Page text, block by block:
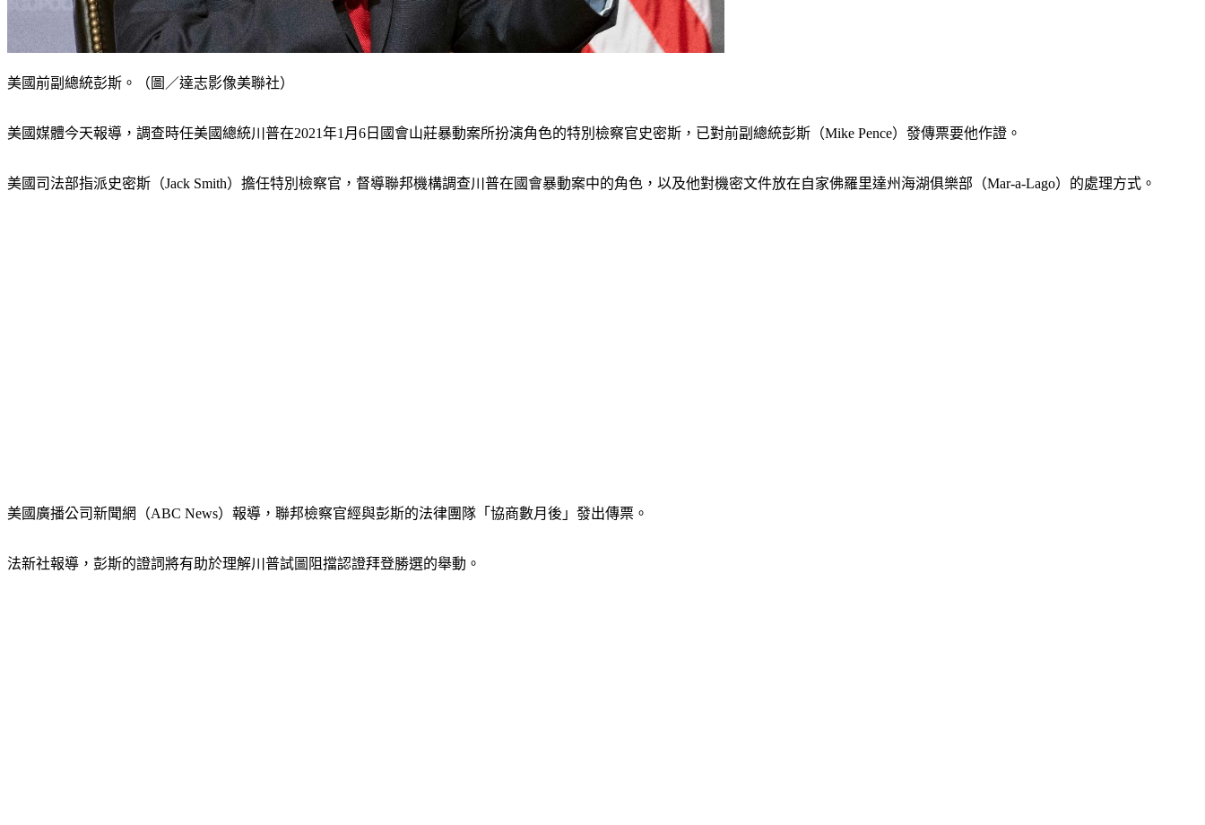
美國前副總統彭斯。（圖／達志影像美聯社）
美國媒體今天報導，調查時任美國總統川普在2021年1月6日國會山莊暴動案所扮演角色的特別檢察官史密斯，已對前副總統彭斯（Mike Pence）發傳票要他作證。
美國司法部指派史密斯（Jack Smith）擔任特別檢察官，督導聯邦機構調查川普在國會暴動案中的角色，以及他對機密文件放在自家佛羅里達州海湖俱樂部（Mar-a-Lago）的處理方式。
美國廣播公司新聞網（ABC News）報導，聯邦檢察官經與彭斯的法律團隊「協商數月後」發出傳票。
法新社報導，彭斯的證詞將有助於理解川普試圖阻擋認證拜登勝選的舉動。